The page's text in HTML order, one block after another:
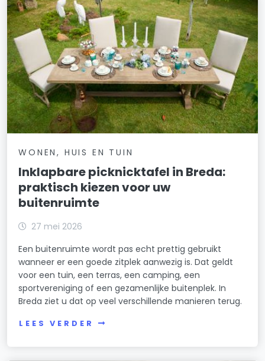
WONEN, HUIS EN TUIN
Inklapbare picknicktafel in Breda:
praktisch kiezen voor uw
buitenruimte
27 mei 2026
Een buitenruimte wordt pas echt prettig gebruikt
wanneer er een goede zitplek aanwezig is. Dat geldt
voor een tuin, een terras, een camping, een
sportvereniging of een gezamenlijke buitenplek. In
Breda ziet u dat op veel verschillende manieren terug.
LEES VERDER